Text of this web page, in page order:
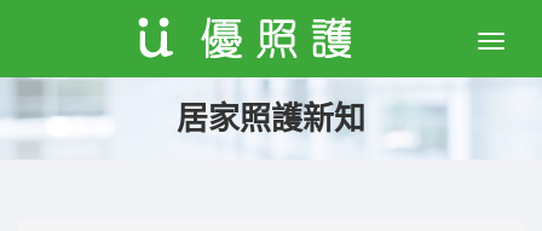
Toggle
居家照護新知